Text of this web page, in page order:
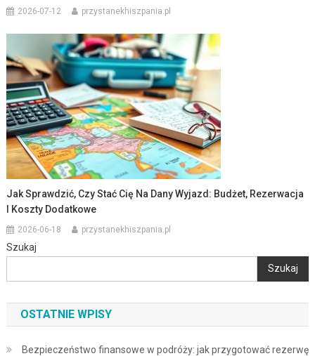
2026-07-12 przystanekhiszpania.pl
Jak Sprawdzić, Czy Stać Cię Na Dany Wyjazd: Budżet, Rezerwacja
I Koszty Dodatkowe
2026-06-18 przystanekhiszpania.pl
Szukaj
Szukaj
OSTATNIE WPISY
Bezpieczeństwo finansowe w podróży: jak przygotować rezerwę